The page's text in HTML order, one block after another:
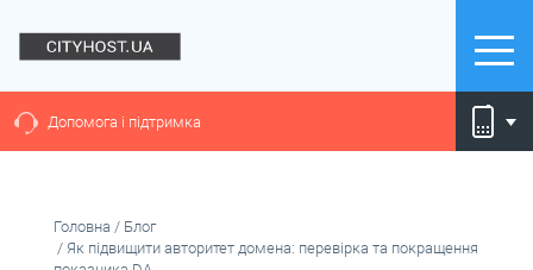
Допомога і підтримка
Головна / Блог
/ Як підвищити авторитет домена: перевірка та покращення